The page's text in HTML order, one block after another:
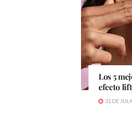
Los 5
efecto
31 DE